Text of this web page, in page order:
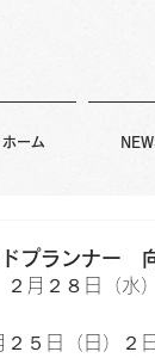
ホーム
プランナー
２月２８日（水
５日（日）２